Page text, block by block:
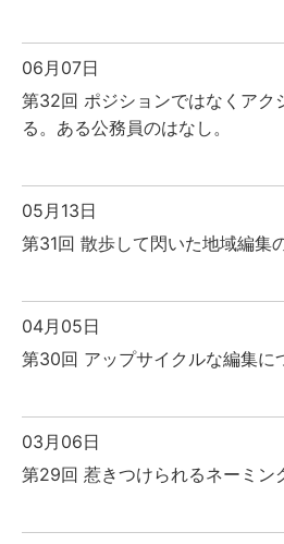
06月07日
第32回 ポジションではなくアク
る。ある公務員のはなし。
05月13日
第31回 散歩して閃いた地域編集
04月05日
第30回 アップサイクルな編集に
03月06日
第29回 惹きつけられるネーミン